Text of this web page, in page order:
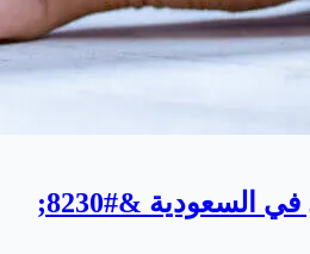
أشهر 4 رواد أعمال في السعودية &#8230;